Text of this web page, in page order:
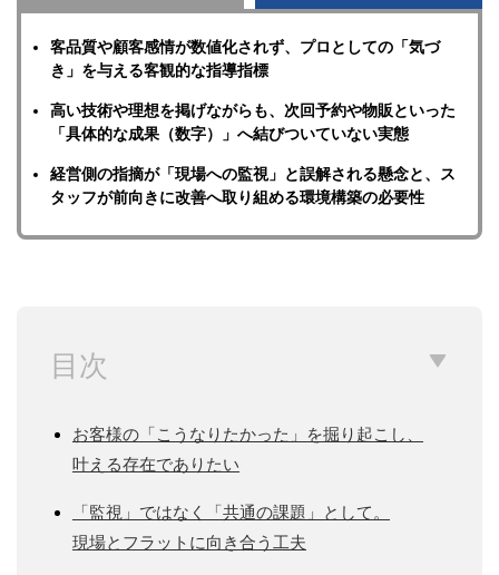
客品質や顧客感情が数値化されず、プロとしての「気づ
き」を与える客観的な指導指標
高い技術や理想を掲げながらも、次回予約や物販といった
「具体的な成果（数字）」へ結びついていない実態
経営側の指摘が「現場への監視」と誤解される懸念と、ス
タッフが前向きに改善へ取り組める環境構築の必要性
目次
お客様の「こうなりたかった」を掘り起こし、
叶える存在でありたい
「監視」ではなく「共通の課題」として。
現場とフラットに向き合う工夫